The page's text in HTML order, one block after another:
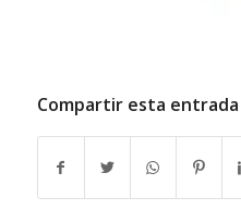
Compartir esta entrada